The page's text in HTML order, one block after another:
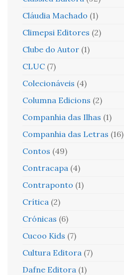
Cláudia Machado (1)
Climepsi Editores (2)
Clube do Autor (1)
CLUC (7)
Colecionáveis (4)
Columna Edicions (2)
Companhia das Ilhas (1)
Companhia das Letras (16)
Contos (49)
Contracapa (4)
Contraponto (1)
Crítica (2)
Crónicas (6)
Cucoo Kids (7)
Cultura Editora (7)
Dafne Editora (1)